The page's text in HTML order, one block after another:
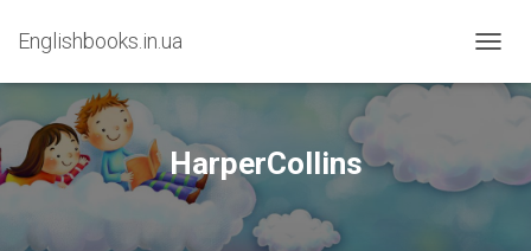
Englishbooks.in.ua
HarperCollins